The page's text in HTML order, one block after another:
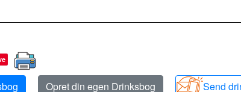
Opret din egen Drinksbog
Send